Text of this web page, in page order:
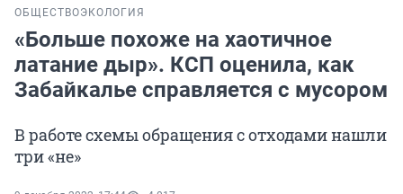
ОБЩЕСТВОЭКОЛОГИЯ
«Больше похоже на хаотичное
латание дыр». КСП оценила, как
Забайкалье справляется с мусором
В работе схемы обращения с отходами нашли
три «не»